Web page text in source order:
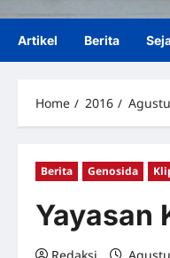
Artikel Berita
Home 2016
Berita Genosida
Yayasan